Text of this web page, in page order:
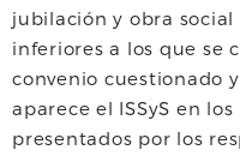
jubilación y obra
inferiores a los que se
convenio cuestionado
aparece el ISSyS en
presentados por los